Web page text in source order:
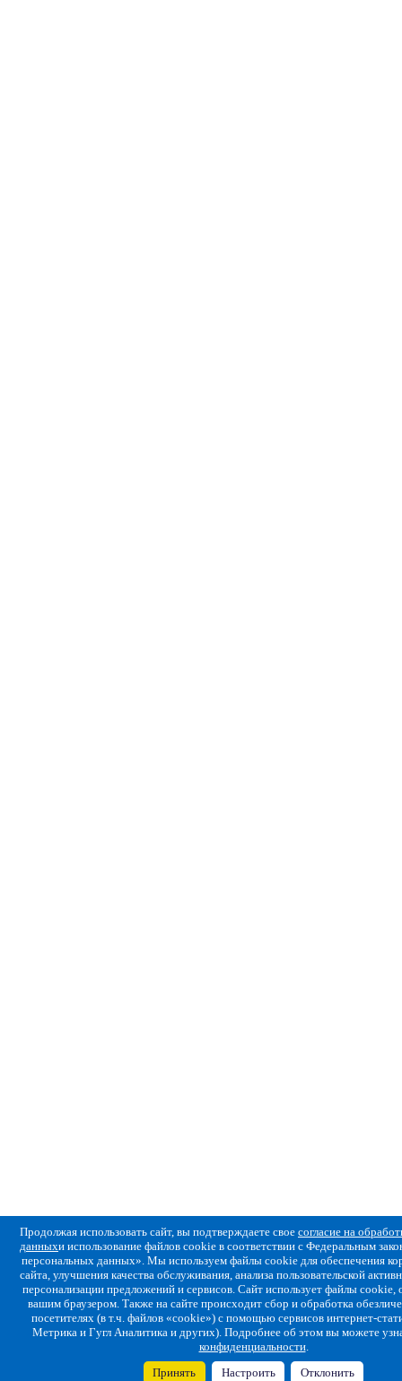
Продолжая использовать сайт, вы подтверждаете свое согласие на
данныхи использование файлов cookie в соответствии с Федеральным
персональных данных». Мы используем файлы cookie для обеспечения
сайта, улучшения качества обслуживания, анализа пользовательской
персонализации предложений и сервисов. Сайт использует файлы cookie,
вашим браузером. Также на сайте происходит сбор и обработка
посетителях (в т.ч. файлов «cookie») с помощью сервисов интернет-
Метрика и Гугл Аналитика и других). Подробнее об этом вы можете
конфиденциальности.
Принять Настроить Отклонить